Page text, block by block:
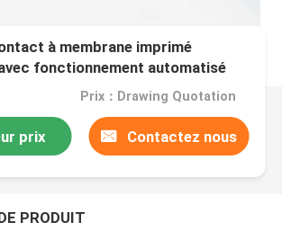
à membrane imprimé
fonctionnement automatisé
Prix：Drawing Quotation
prix Contactez nous
PRODUIT